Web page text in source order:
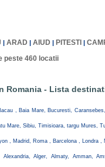
|ARAD |AIUD PITESTI |
peste 460 locatii
Romania - Lista
, Baia Mare, Bucuresti,
Mare, Sibiu, Timisioara, targu Mures,
, Madrid, Roma , Barcelona , Londra ,
Alger, Almaty, Amman,